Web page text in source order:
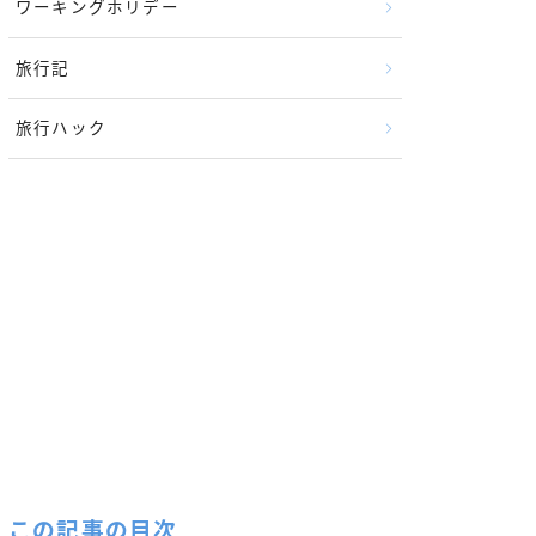
ワーキングホリデー
旅行記
旅行ハック
この記事の目次